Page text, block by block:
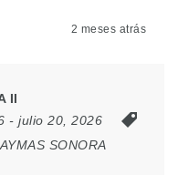
2 meses atrás
II
- julio 20, 2026
SONORA